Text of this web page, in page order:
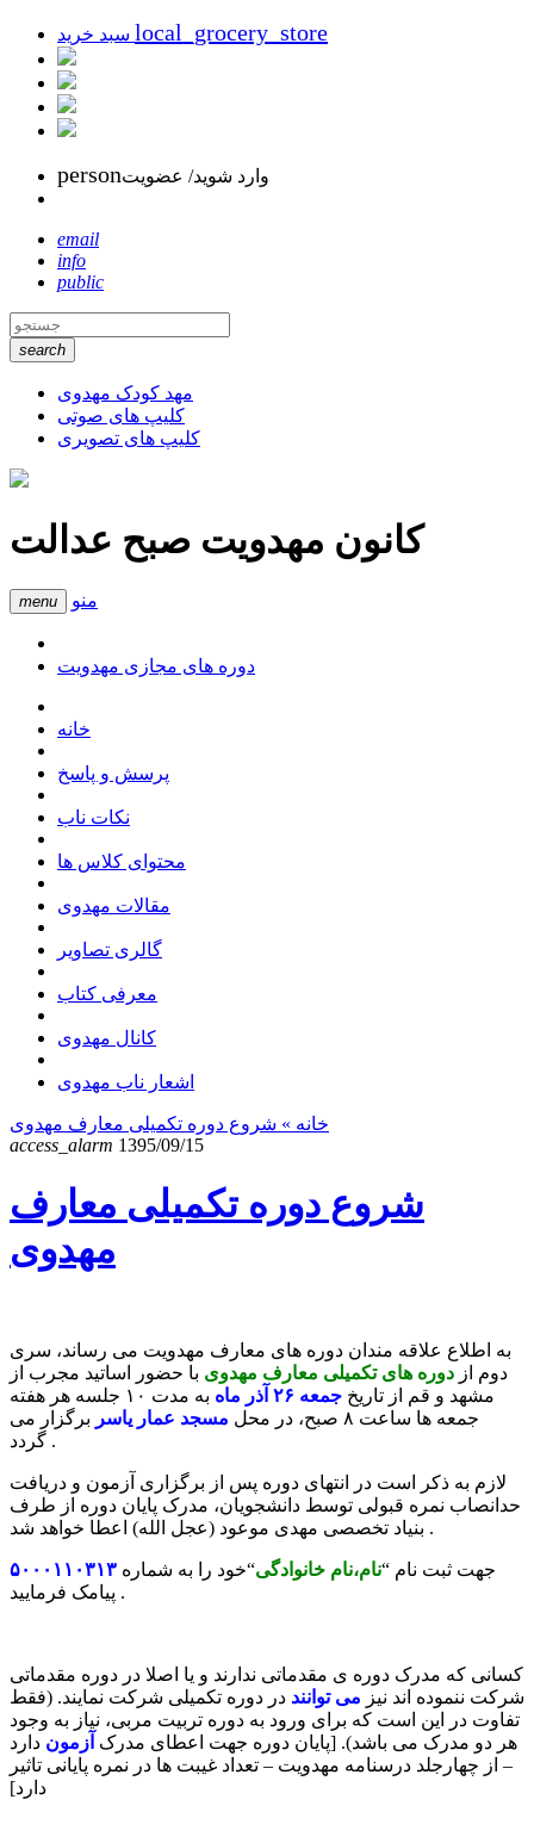
local_grocery_store
personوارد شوید/ عضویت
email
info
public
search
مهد کودک مهدوی
کلیپ های صوتی
کلیپ های تصویری
کانون مهدویت صبح عدالت
menu منو
دوره های مجازی مهدویت
خانه
پرسش و پاسخ
نکات ناب
محتوای کلاس ها
مقالات مهدوی
گالری تصاویر
معرفی کتاب
کانال مهدوی
اشعار ناب مهدوی
خانه » شروع دوره تکمیلی معارف مهدوی
access_alarm 1395/09/15
شروع دوره تکمیلی معارف
مهدوی
به اطلاع علاقه مندان دوره های معارف مهدویت می رساند، سری
دوم از دوره های تکمیلی معارف مهدوی با حضور اساتید مجرب از
مشهد و قم از تاریخ جمعه ۲۶ آذر ماه
به مدت ۱۰ جلسه هر هفته
جمعه ها ساعت ۸ صبح، در محل
مسجد عمار یاسر برگزار می
گردد .
لازم به ذکر است در انتهای دوره پس از برگزاری آزمون و دریافت
حدانصاب نمره قبولی توسط دانشجویان، مدرک پایان دوره از طرف
بنیاد تخصصی مهدی موعود (عجل الله) اعطا خواهد شد .
جهت ثبت نام “نام،نام خانوادگی“خود را به شماره ۵٠٠٠١١٠٣١٣
پیامک فرمایید .
کسانی که مدرک دوره ی مقدماتی ندارند و یا اصلا در دوره مقدماتی
شرکت ننموده اند نیز می توانند در دوره تکمیلی شرکت نمایند. (فقط
تفاوت در این است که برای ورود به دوره تربیت مربی، نیاز به وجود
هر دو مدرک می باشد). [پایان دوره جهت اعطای مدرک آزمون دارد
– از چهارجلد درسنامه مهدویت – تعداد غیبت ها در نمره پایانی تاثیر
دارد]